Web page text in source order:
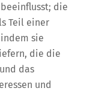
die
Teil einer
sie
die die
das
und